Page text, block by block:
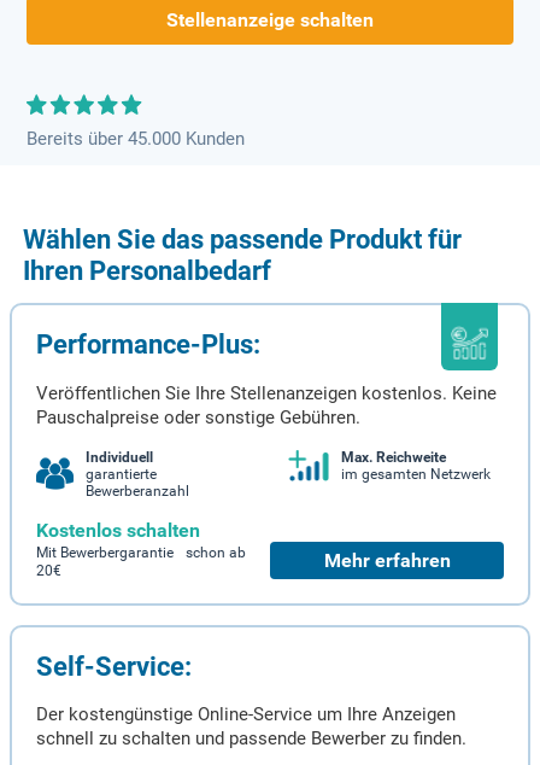
Stellenanzeige schalten
Bereits über 45.000 Kunden
Wählen Sie das passende Produkt für
Ihren Personalbedarf
Performance-Plus:
Veröffentlichen Sie Ihre Stellenanzeigen kostenlos. Keine
Pauschalpreise oder sonstige Gebühren.
Individuell
garantierte
Bewerberanzahl
Max. Reichweite
im gesamten Netzwerk
Kostenlos schalten
Mit Bewerbergarantie schon ab
20€
Mehr erfahren
Self-Service:
Der kostengünstige Online-Service um Ihre Anzeigen
schnell zu schalten und passende Bewerber zu finden.